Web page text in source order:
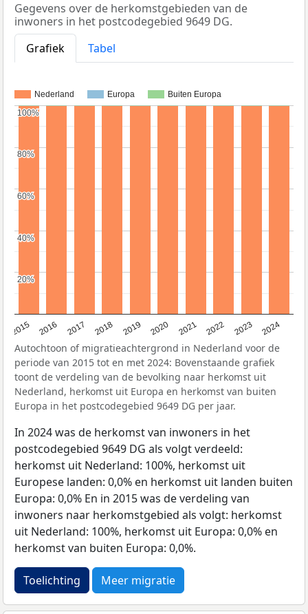
Gegevens over de herkomstgebieden van de
inwoners in het postcodegebied 9649 DG.
Grafiek
Tabel
Nederland Europa Buiten Europa
2015 2016 2017 2018 2019 2020 2021 2022 2023 2024
20%
20%
40%
40%
60%
60%
80%
80%
100%
100%
Autochtoon of migratieachtergrond in Nederland voor de
periode van 2015 tot en met 2024: Bovenstaande grafiek
toont de verdeling van de bevolking naar herkomst uit
Nederland, herkomst uit Europa en herkomst van buiten
Europa in het postcodegebied 9649 DG per jaar.
In 2024 was de herkomst van inwoners in het
postcodegebied 9649 DG als volgt verdeeld:
herkomst uit Nederland: 100%, herkomst uit
Europese landen: 0,0% en herkomst uit landen buiten
Europa: 0,0% En in 2015 was de verdeling van
inwoners naar herkomstgebied als volgt: herkomst
uit Nederland: 100%, herkomst uit Europa: 0,0% en
herkomst van buiten Europa: 0,0%.
Toelichting Meer migratie